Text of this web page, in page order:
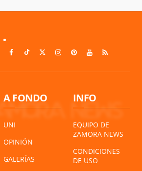
A FONDO
UNI
OPINIÓN
GALERÍAS
INFO
EQUIPO DE
ZAMORA NEWS
CONDICIONES
DE USO